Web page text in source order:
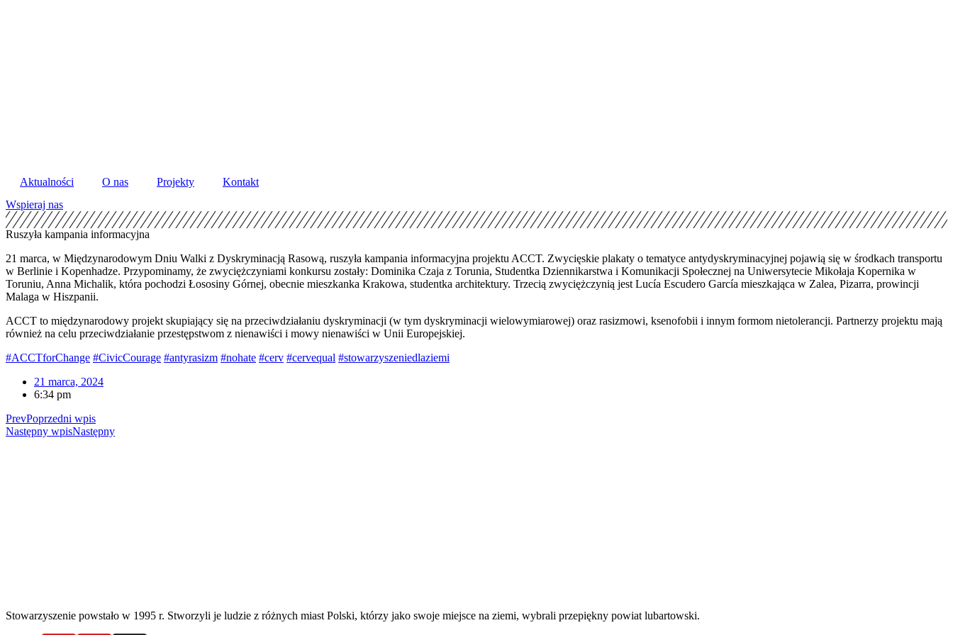
Aktualności O nas Projekty
Kontakt
Wspieraj nas
Ruszyła kampania informacyjna
21 marca, w Międzynarodowym Dniu Walki z Dyskryminacją Rasową, ruszyła kampania informacyjna projektu ACCT. Zwycięskie plakaty o tematyce antydyskryminacyjnej pojawią się w środkach transportu
w Berlinie i Kopenhadze. Przypominamy, że zwyciężczyniami konkursu zostały: Dominika Czaja z Torunia, Studentka Dziennikarstwa i Komunikacji Społecznej na Uniwersytecie Mikołaja Kopernika w
Toruniu, Anna Michalik, która pochodzi Łososiny Górnej, obecnie mieszkanka Krakowa, studentka architektury. Trzecią zwyciężczynią jest Lucía Escudero García mieszkająca w Zalea, Pizarra, prowincji
Malaga w Hiszpanii.
ACCT to międzynarodowy projekt skupiający się na przeciwdziałaniu dyskryminacji (w tym dyskryminacji wielowymiarowej) oraz rasizmowi, ksenofobii i innym formom nietolerancji. Partnerzy projektu mają
również na celu przeciwdziałanie przestępstwom z nienawiści i mowy nienawiści w Unii Europejskiej.
#ACCTforChange #CivicCourage #antyrasizm #nohate #cerv #cervequal #stowarzyszeniedlaziemi
21 marca, 2024
6:34 pm
PrevPoprzedni wpis
Następny wpisNastępny
Stowarzyszenie powstało w 1995 r. Stworzyli je ludzie z różnych miast Polski, którzy jako swoje miejsce na ziemi, wybrali przepiękny powiat lubartowski.